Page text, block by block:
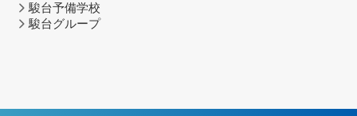
駿台予備学校
駿台グループ